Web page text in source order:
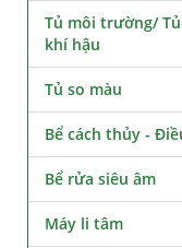
Tủ môi trường/
khí hậu
Tủ so màu
Bể cách thủy -
Bể rửa siêu âm
Máy li tâm